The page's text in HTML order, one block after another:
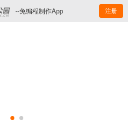
--免编程制作App 注册